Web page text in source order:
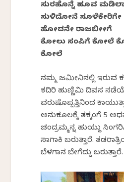
ಸುರಹೊನ್ನೆ ಹೂವ
ಸುಳಿದೋನೆ ಸೂಳೆಕೇರಿಗೇ
ಹೋದನೇ ರಾಜಬೀದೀಗೆ
ಕೋಲು ಸಂಪಿಗೆ ಕೋಲೆ
ಕೋಲೆ
ನಮ್ಮ ಜಮೀನಿನಲ್ಲಿ ಇರುವ
ಕದಿರಿ ಹುಣ್ಣಿಮಿ ದಿವಸ
ವರುಷೊಪ್ಪತ್ತಿನಿಂದ
ಅನುಕೂಲಕ್ಕೆ ತಕ್ಕಂಗೆ 5
ಚಂದ್ರಮ್ಮನ್ನ‌ ಹುಯ್ದು
ಸಾಗಾಕಿ ಬರುತ್ತಾರೆ.
ಬೆಳಗಾನ ಬೇಗೆದ್ದು ಬರುತ್ತಾರೆ.